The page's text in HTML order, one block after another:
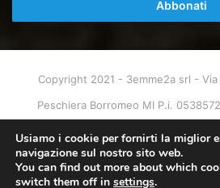
mail
Copyright 2021 - 3emme2a srl -
Peschiera Borromeo MI P.i.
Facebook
X
Usiamo i cookie per fornirti la miglior
navigazione sul nostro sito web.
You can find out more about which
switch them off in settings.